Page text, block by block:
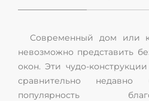
Современный дом или
невозможно представить
окон. Эти чудо-
сравнительно
популярность